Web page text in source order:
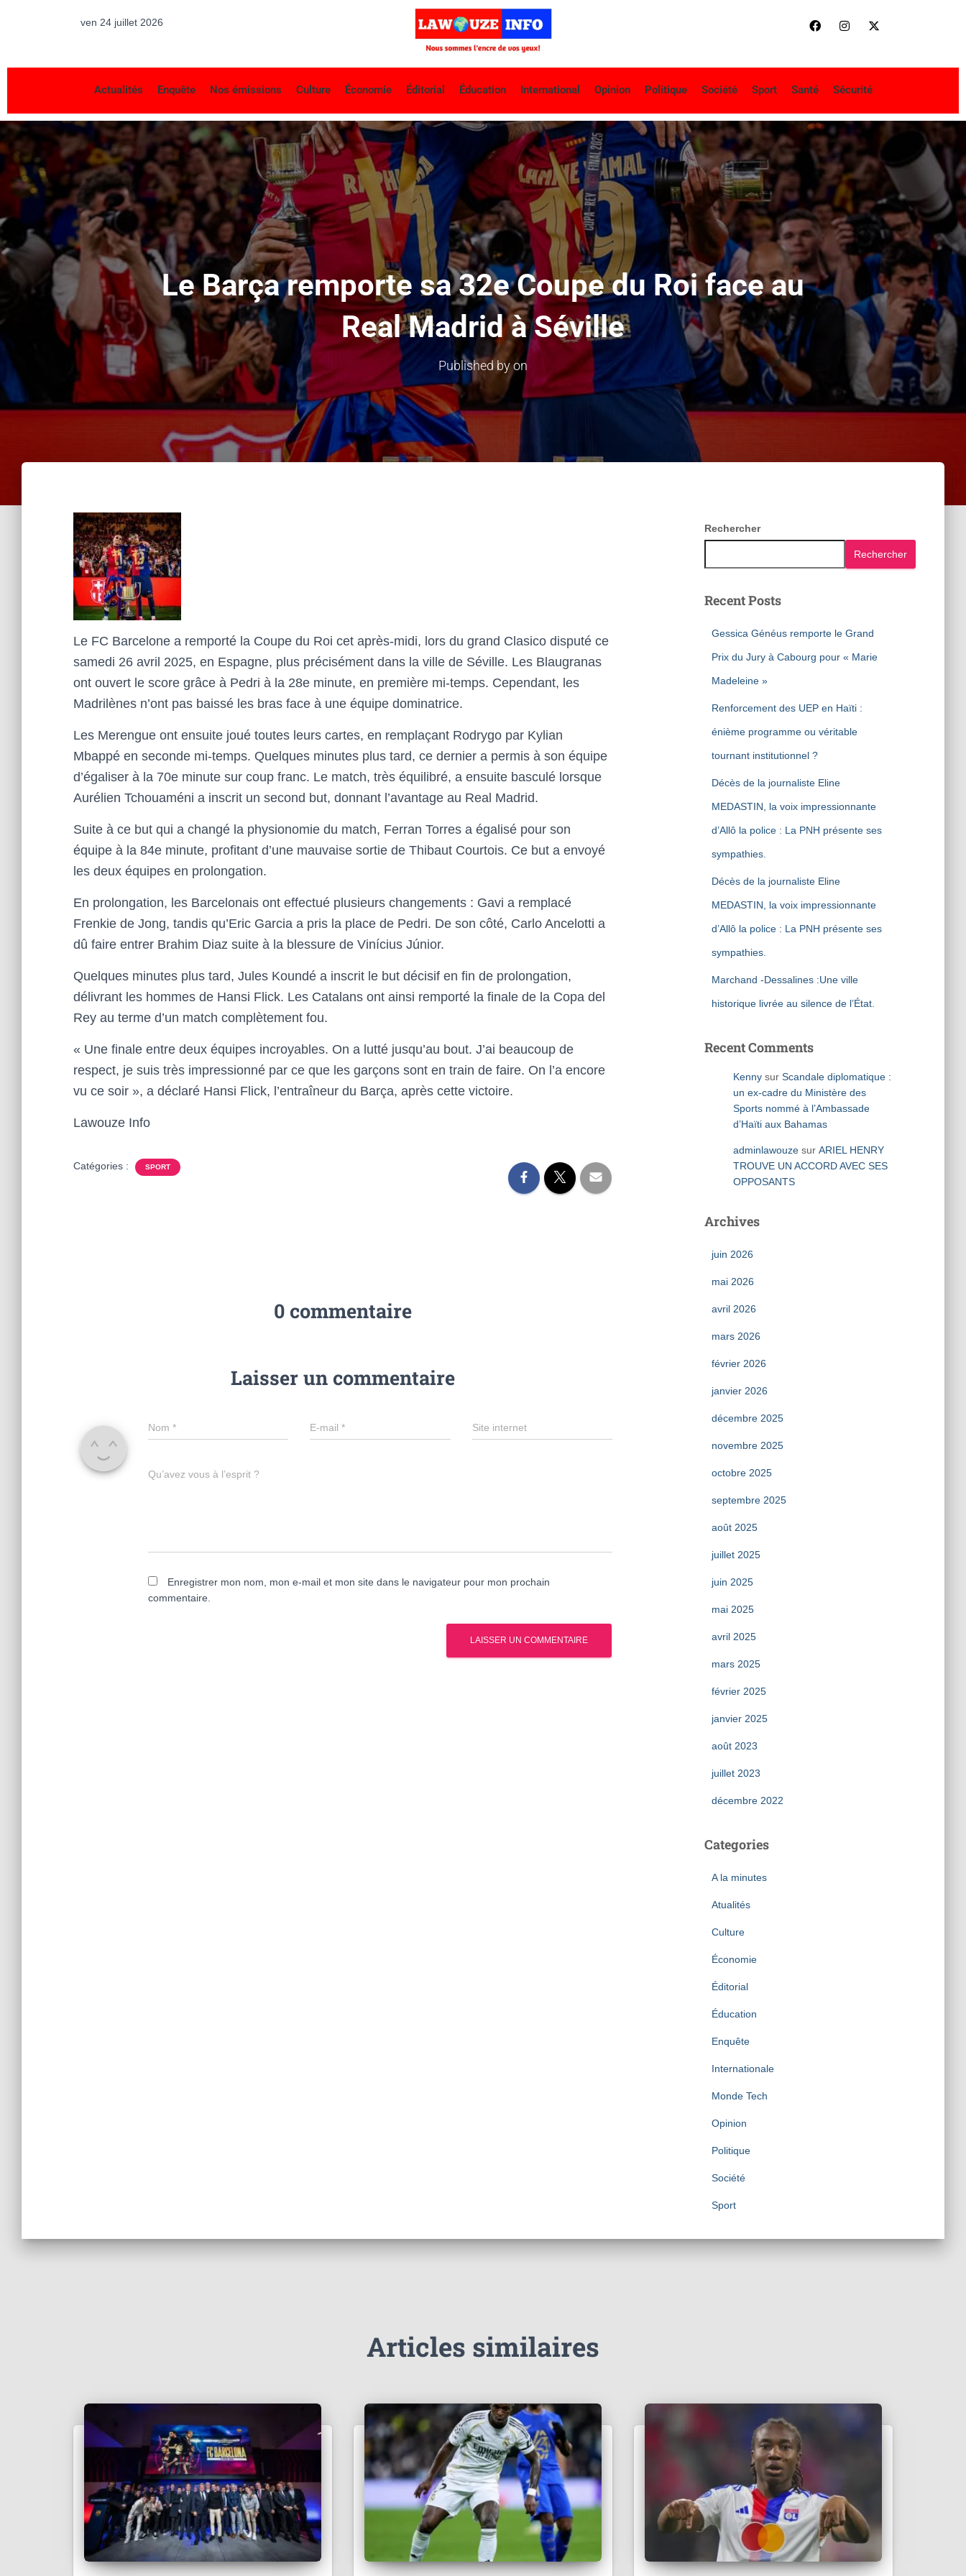
ven 24 juillet 2026
Actualités Enquête Nos émissions Culture Économie Éditorial Éducation International Opinion Politique Société Sport Santé Sécurité
Le Barça remporte sa 32e Coupe du Roi face au
Real Madrid à Séville
Published byon
Le FC Barcelone a remporté la Coupe du Roi cet après-midi, lors du grand Clasico disputé ce
samedi 26 avril 2025, en Espagne, plus précisément dans la ville de Séville. Les Blaugranas
ont ouvert le score grâce à Pedri à la 28e minute, en première mi-temps. Cependant, les
Madrilènes n’ont pas baissé les bras face à une équipe dominatrice.
Les Merengue ont ensuite joué toutes leurs cartes, en remplaçant Rodrygo par Kylian
Mbappé en seconde mi-temps. Quelques minutes plus tard, ce dernier a permis à son équipe
d’égaliser à la 70e minute sur coup franc. Le match, très équilibré, a ensuite basculé lorsque
Aurélien Tchouaméni a inscrit un second but, donnant l’avantage au Real Madrid.
Suite à ce but qui a changé la physionomie du match, Ferran Torres a égalisé pour son
équipe à la 84e minute, profitant d’une mauvaise sortie de Thibaut Courtois. Ce but a envoyé
les deux équipes en prolongation.
En prolongation, les Barcelonais ont effectué plusieurs changements : Gavi a remplacé
Frenkie de Jong, tandis qu’Eric Garcia a pris la place de Pedri. De son côté, Carlo Ancelotti a
dû faire entrer Brahim Diaz suite à la blessure de Vinícius Júnior.
Quelques minutes plus tard, Jules Koundé a inscrit le but décisif en fin de prolongation,
délivrant les hommes de Hansi Flick. Les Catalans ont ainsi remporté la finale de la Copa del
Rey au terme d’un match complètement fou.
« Une finale entre deux équipes incroyables. On a lutté jusqu’au bout. J’ai beaucoup de
respect, je suis très impressionné par ce que les garçons sont en train de faire. On l’a encore
vu ce soir », a déclaré Hansi Flick, l’entraîneur du Barça, après cette victoire.
Lawouze Info
Catégories : SPORT
0 commentaire
Laisser un commentaire
Nom * E-mail* Site internet
Qu’avez vous à l’esprit ?
Enregistrer mon nom, mon e-mail et mon site dans le navigateur pour mon prochain
commentaire.
Rechercher
Rechercher
Recent Posts
Gessica Généus remporte le Grand
Prix du Jury à Cabourg pour « Marie
Madeleine »
Renforcement des UEP en Haïti :
énième programme ou véritable
tournant institutionnel ?
Décès de la journaliste Eline
MEDASTIN, la voix impressionnante
d’Allô la police : La PNH présente ses
sympathies.
Décès de la journaliste Eline
MEDASTIN, la voix impressionnante
d’Allô la police : La PNH présente ses
sympathies.
Marchand -Dessalines :Une ville
historique livrée au silence de l’État.
Recent Comments
Kennysur Scandale diplomatique :
un ex-cadre du Ministère des
Sports nommé à l’Ambassade
d’Haïti aux Bahamas
adminlawouzesur ARIEL HENRY
TROUVE UN ACCORD AVEC SES
OPPOSANTS
Archives
juin 2026
mai 2026
avril 2026
mars 2026
février 2026
janvier 2026
décembre 2025
novembre 2025
octobre 2025
septembre 2025
août 2025
juillet 2025
juin 2025
mai 2025
avril 2025
mars 2025
février 2025
janvier 2025
août 2023
juillet 2023
décembre 2022
Categories
A la minutes
Atualités
Culture
Économie
Éditorial
Éducation
Enquête
Internationale
Monde Tech
Opinion
Politique
Société
Sport
Articles similaires